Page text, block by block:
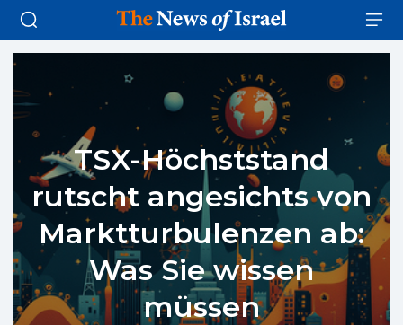
TSX-Höchststand
rutscht angesichts von
Marktturbulenzen ab:
Was Sie wissen
müssen